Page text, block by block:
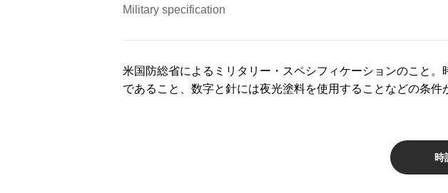
Military specification
米国防総省によるミリタリー・スペシフィケーションのこと
であること、数字と針には夜光塗料を使用することなどの条件
時